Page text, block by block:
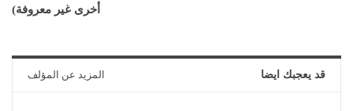
أخرى غير معروفة)
قد يعجبك ايضا المزيد عن المؤلف